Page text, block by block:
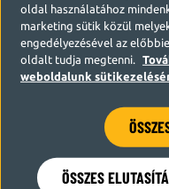
oldal használatához
marketing sütik közül
engedélyezésével az
oldalt tudja megtenni.
weboldalunk
ÖSSZES